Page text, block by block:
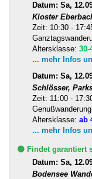
Datum: Sa,
Kloster
Zeit: 10:30 -
Altersklasse: 30-
... mehr Infos
Datum: Sa,
Schlösser,
Zeit: 11:00 -
Altersklasse: ab
... mehr Infos
🟢 Findet garantiert
Datum: Sa,
Bodensee